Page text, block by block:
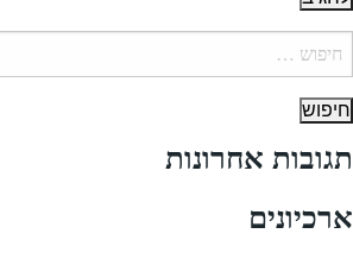
תגובות אחרונות
ארכיונים